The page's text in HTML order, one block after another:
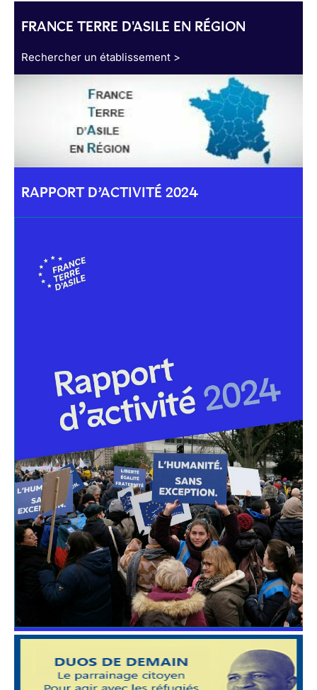
FRANCE TERRE D'ASILE EN RÉGION
Rechercher un établissement >
RAPPORT D’ACTIVITÉ 2024